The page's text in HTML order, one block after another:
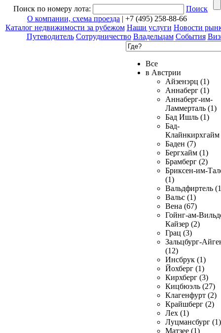
Поиск по номеру лота:
Поиск
О компании, схема проезда | +7 (495) 258-88-66
Каталог недвижимости за рубежом Наши услуги Новости
Путеводитель Сотрудничество Владельцам События
Все
в Австрии
Айзенэрц (1)
Аннаберг (1)
Аннаберг-им-
Ламмерталь (1)
Бад Ишль (1)
Бад-
Клайнкирхгайм
Баден (7)
Бергхайм (1)
Брамберг (2)
Бриксен-им-
(1)
Вальдфиртель
Вальс (1)
Вена (67)
Гойнг-ам-
Кайзер (2)
Грац (3)
Зальцбург-
(12)
Инсбрук (1)
Йохберг (1)
Кирхберг (3)
Кицбюэль (27)
Клагенфурт (2)
Крайшберг (2)
Лех (1)
Луцмансбург (1)
Матзее (1)